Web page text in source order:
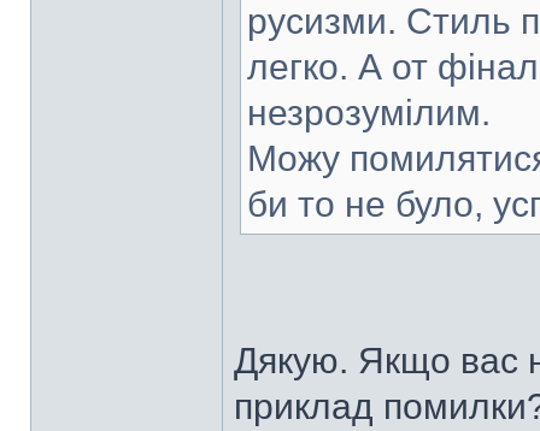
русизми. Стиль
легко. А от
незрозумілим.
Можу
би то не було,
Дякую. Якщо вас
приклад